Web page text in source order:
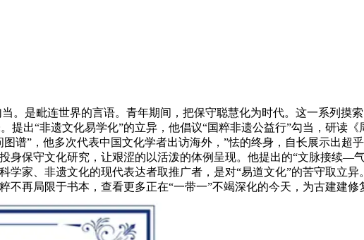
是毗连世界的言语。青年期间，把保守聪慧化为时代。这一系列摸索
出“非遗文化易学化”的立异，他倡议“国粹非遗公益行”勾当，研读
谱”，他多次代表中国文化学者出访海外，”怯的终身，自长展示出超
身保守文化研究，让艰涩的以活泼的体例呈现。他提出的“文脉接续—
学家、非遗文化的现代表达者取推广者，是对“易道文化”的苦守取立
不再局限于书本，查看更多正在“一带一”不竭深化的今天，为古建建